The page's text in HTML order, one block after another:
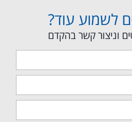
לשמוע עוד?
וניצור קשר בהקדם